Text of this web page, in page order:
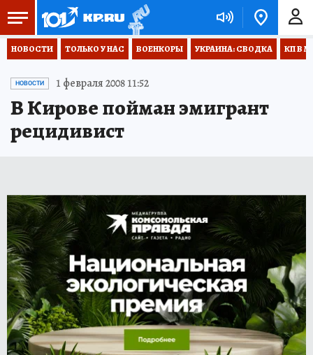
НОВОСТИ ТОЛЬКО У НАС ВОЕНКОРЫ УКРАИНА: СВОДКА КП В
НОВОСТИ 1 февраля 2008 11:52
В Кирове пойман эмигрант
рецидивист